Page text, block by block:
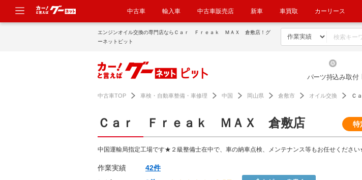
中古車 輸入車 中古車販売店 新車 車買取 カーリース
エンジンオイル交換の専門店ならＣａｒ Ｆｒｅａｋ ＭＡＸ 倉敷店！グ
ーネットピット
パーツ持込み取付
中古車TOP 車検・自動車整備・車修理 中国 岡山県 倉敷市 オイル交換 Ｃ
Ｃａｒ Ｆｒｅａｋ ＭＡＸ 倉敷店 特
中国運輸局指定工場です★２級整備士在中で、車の納車点検、メンテナンス等もお任せくださ
作業実績
42件